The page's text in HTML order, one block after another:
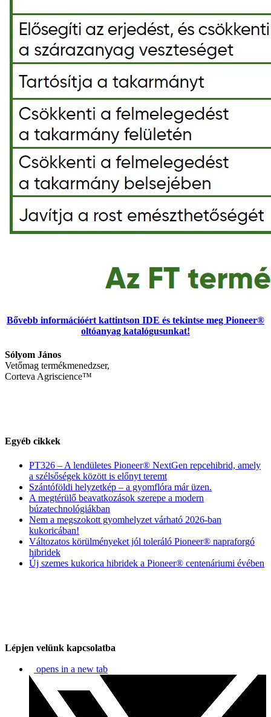
Bővebb információért kattintson IDE és tekintse meg Pioneer®
oltóanyag katalógusunkat!
Sólyom János
Vetőmag termékmenedzser,
Corteva Agriscience™
Egyéb cikkek
PT326 – A lendületes Pioneer® NextGen repcehibrid, amely
a szélsőségek között is előnyt teremt
Szántóföldi helyzetkép – a gyomflóra már üzen.
A megtérülő beavatkozások szerepe a modern
búzatechnológiákban
Nem a megszokott gyomhelyzet várható 2026-ban
kukoricában!
Változatos körülményeket jól toleráló Pioneer® napraforgó
hibridek
Új szemes kukorica hibridek a Pioneer® centenáriumi évében
Lépjen velünk kapcsolatba
opens in a new tab